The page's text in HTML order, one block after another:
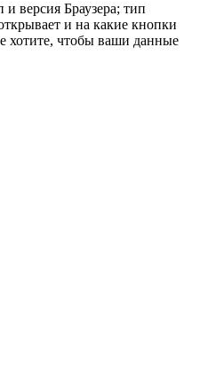
версия Браузера; тип
и на какие кнопки
хотите, чтобы ваши данные